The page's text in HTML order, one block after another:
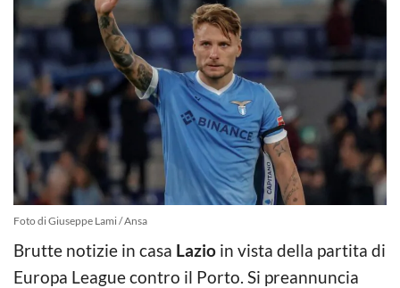
Foto di Giuseppe Lami / Ansa
Brutte notizie in casa Lazio in vista della partita di
Europa League contro il Porto. Si preannuncia